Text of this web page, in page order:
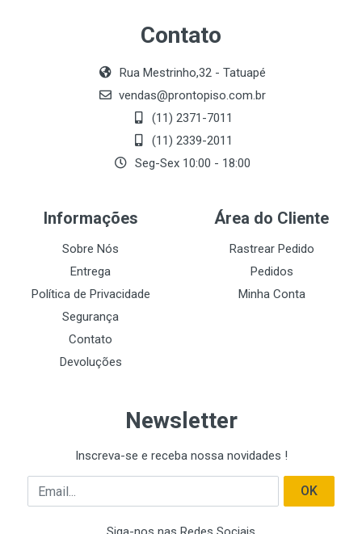
Contato
Rua Mestrinho,32 - Tatuapé
vendas@prontopiso.com.br
(11) 2371-7011
(11) 2339-2011
Seg-Sex 10:00 - 18:00
Informações
Sobre Nós
Entrega
Política de Privacidade
Segurança
Contato
Devoluções
Área do Cliente
Rastrear Pedido
Pedidos
Minha Conta
Newsletter
Inscreva-se e receba nossa novidades !
Email OK